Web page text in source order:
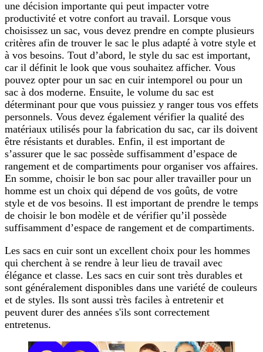
une décision importante qui peut impacter votre
productivité et votre confort au travail. Lorsque vous
choisissez un sac, vous devez prendre en compte plusieurs
critères afin de trouver le sac le plus adapté à votre style et
à vos besoins. Tout d’abord, le style du sac est important,
car il définit le look que vous souhaitez afficher. Vous
pouvez opter pour un sac en cuir intemporel ou pour un
sac à dos moderne. Ensuite, le volume du sac est
déterminant pour que vous puissiez y ranger tous vos effets
personnels. Vous devez également vérifier la qualité des
matériaux utilisés pour la fabrication du sac, car ils doivent
être résistants et durables. Enfin, il est important de
s’assurer que le sac possède suffisamment d’espace de
rangement et de compartiments pour organiser vos affaires.
En somme, choisir le bon sac pour aller travailler pour un
homme est un choix qui dépend de vos goûts, de votre
style et de vos besoins. Il est important de prendre le temps
de choisir le bon modèle et de vérifier qu’il possède
suffisamment d’espace de rangement et de compartiments.
Les sacs en cuir sont un excellent choix pour les hommes
qui cherchent à se rendre à leur lieu de travail avec
élégance et classe. Les sacs en cuir sont très durables et
sont généralement disponibles dans une variété de couleurs
et de styles. Ils sont aussi très faciles à entretenir et
peuvent durer des années s'ils sont correctement
entretenus.